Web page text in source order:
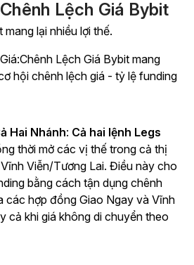
Lệch Giá Bybit
lại nhiều lợi thế.
Giá:Chênh Lệch Giá Bybit mang
hội chênh lệch giá - tỷ lệ funding
Hai Nhánh: Cả hai lệnh Legs
thời mở các vị thế trong cả thị
Viễn/Tương Lai. Điều này cho
bằng cách tận dụng chênh
các hợp đồng Giao Ngay và Vĩnh
cả khi giá không di chuyển theo